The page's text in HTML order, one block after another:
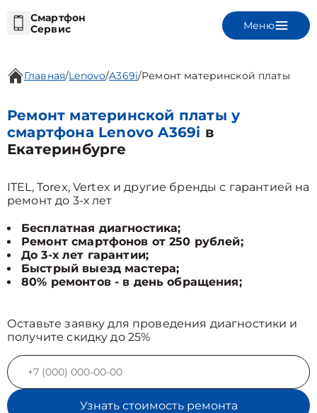
Смартфон
Сервис
Меню
Главная/Lenovo/A369i/Ремонт материнской платы
Ремонт материнской платы у
смартфона Lenovo A369i в
Екатеринбурге
ITEL, Torex, Vertex и другие бренды с гарантией на
ремонт до 3-х лет
Бесплатная диагностика;
Ремонт смартфонов от 250 рублей;
До 3-х лет гарантии;
Быстрый выезд мастера;
80% ремонтов - в день обращения;
Оставьте заявку для проведения диагностики и
получите скидку до 25%
Узнать стоимость ремонта